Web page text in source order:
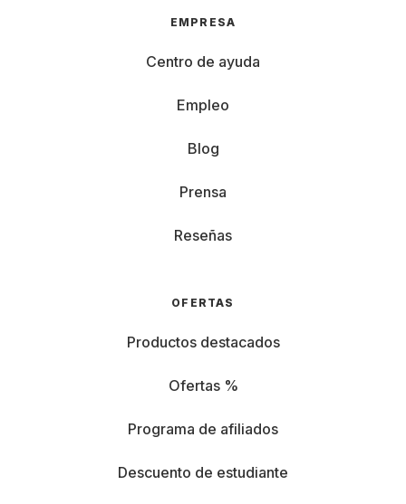
EMPRESA
Centro de ayuda
Empleo
Blog
Prensa
Reseñas
OFERTAS
Productos destacados
Ofertas %
Programa de afiliados
Descuento de estudiante